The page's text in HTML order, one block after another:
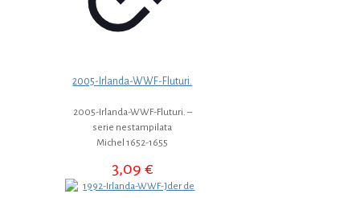
2005-Irlanda-WWF-Fluturi.
2005-Irlanda-WWF-Fluturi. –
serie nestampilata
Michel 1652-1655
3,09 €